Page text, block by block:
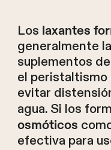
Los laxantes
generalmente
suplementos
el peristaltismo
evitar
agua. Si los
osmóticos
efectiva para